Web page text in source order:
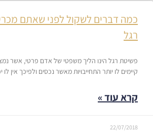
כמה דברים לשקול לפני שאתם
רגל​
פשיטת רגל הינו הליך משפטי של אדם פרטי, אשר
קיימים לו יותר התחייבויות מאשר נכסים ולפיכך אין
קרא עוד »
22/07/2018